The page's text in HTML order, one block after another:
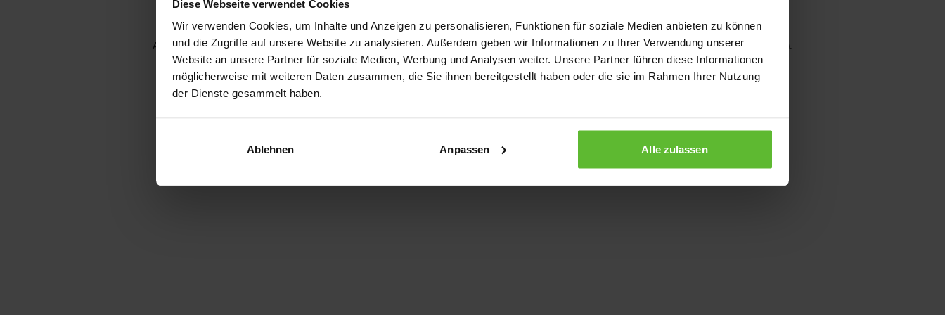
Diese Webseite verwendet Cookies
Wir verwenden Cookies, um Inhalte und Anzeigen zu personalisieren, Funktionen für soziale Medien anbieten zu können
und die Zugriffe auf unsere Website zu analysieren. Außerdem geben wir Informationen zu Ihrer Verwendung unserer
Website an unsere Partner für soziale Medien, Werbung und Analysen weiter. Unsere Partner führen diese Informationen
möglicherweise mit weiteren Daten zusammen, die Sie ihnen bereitgestellt haben oder die sie im Rahmen Ihrer Nutzung
der Dienste gesammelt haben.
Ablehnen Anpassen Alle zulassen
Application error: a client-side exception has occurred while loading www.kurzwego.de (see the browser console for more information).